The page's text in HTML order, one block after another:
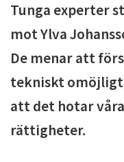
Tunga experter
mot Ylva
De menar att
tekniskt
att det hotar
rättigheter.